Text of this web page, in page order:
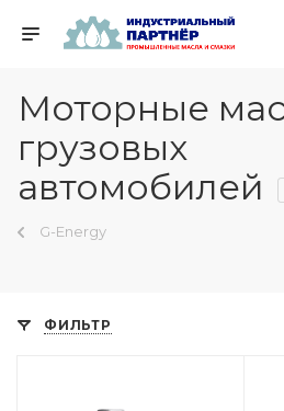
Моторные
грузовых
автомобилей
G-Energy
ФИЛЬТР